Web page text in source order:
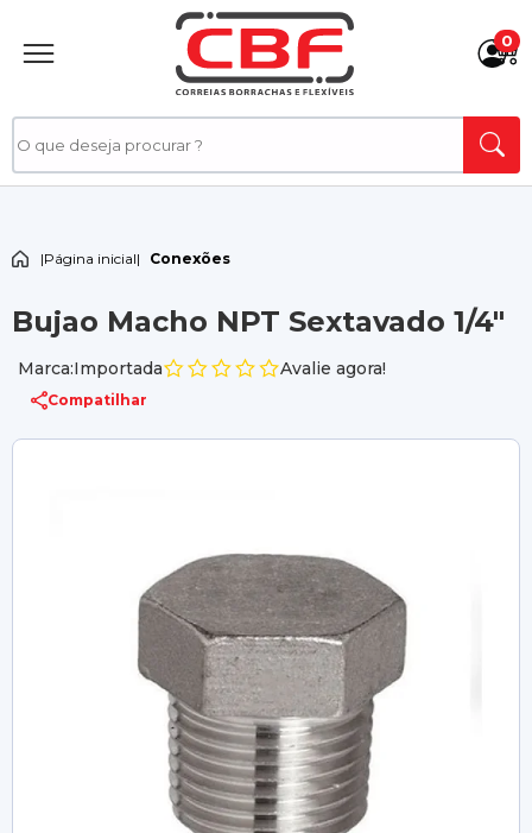
0
|Página inicial| Conexões
Bujao Macho NPT Sextavado 1/4"
Marca:Importada Avalie agora!
Compatilhar